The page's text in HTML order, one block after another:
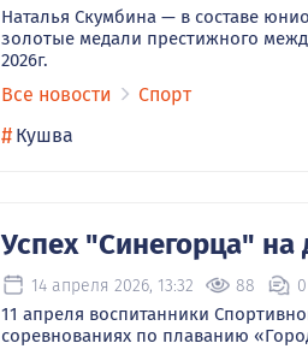
Наталья Скумбина — в составе
золотые медали престижного
2026г.
Все новости Спорт
# Кушва
Успех "Синегорца" на
14 апреля 2026, 13:32 88
11 апреля воспитанники
соревнованиях по плаванию